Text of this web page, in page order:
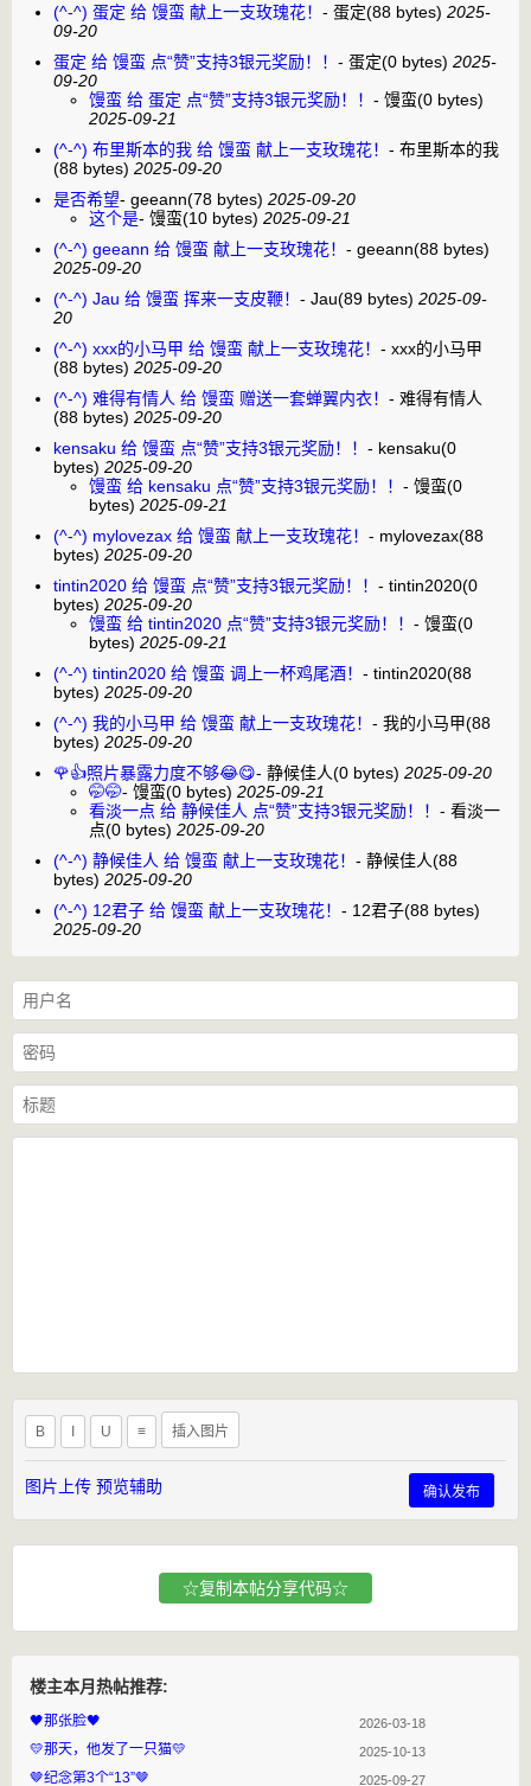
(^-^) 蛋定 给 馒蛮 献上一支玫瑰花！ - 蛋定(88 bytes) 2025-
09-20
蛋定 给 馒蛮 点“赞”支持3银元奖励！！ - 蛋定(0 bytes) 2025-
09-20
馒蛮 给 蛋定 点“赞”支持3银元奖励！！ - 馒蛮(0 bytes)
2025-09-21
(^-^) 布里斯本的我 给 馒蛮 献上一支玫瑰花！ - 布里斯本的我
(88 bytes) 2025-09-20
是否希望- geeann(78 bytes) 2025-09-20
这个是- 馒蛮(10 bytes) 2025-09-21
(^-^) geeann 给 馒蛮 献上一支玫瑰花！ - geeann(88 bytes)
2025-09-20
(^-^) Jau 给 馒蛮 挥来一支皮鞭！ - Jau(89 bytes) 2025-09-
20
(^-^) xxx的小马甲 给 馒蛮 献上一支玫瑰花！ - xxx的小马甲
(88 bytes) 2025-09-20
(^-^) 难得有情人 给 馒蛮 赠送一套蝉翼内衣！ - 难得有情人
(88 bytes) 2025-09-20
kensaku 给 馒蛮 点“赞”支持3银元奖励！！ - kensaku(0
bytes) 2025-09-20
馒蛮 给 kensaku 点“赞”支持3银元奖励！！ - 馒蛮(0
bytes) 2025-09-21
(^-^) mylovezax 给 馒蛮 献上一支玫瑰花！ - mylovezax(88
bytes) 2025-09-20
tintin2020 给 馒蛮 点“赞”支持3银元奖励！！ - tintin2020(0
bytes) 2025-09-20
馒蛮 给 tintin2020 点“赞”支持3银元奖励！！ - 馒蛮(0
bytes) 2025-09-21
(^-^) tintin2020 给 馒蛮 调上一杯鸡尾酒！ - tintin2020(88
bytes) 2025-09-20
(^-^) 我的小马甲 给 馒蛮 献上一支玫瑰花！ - 我的小马甲(88
bytes) 2025-09-20
🌹👍照片暴露力度不够😂😋- 静候佳人(0 bytes) 2025-09-20
🤭🤭- 馒蛮(0 bytes) 2025-09-21
看淡一点 给 静候佳人 点“赞”支持3银元奖励！！ - 看淡一
点(0 bytes) 2025-09-20
(^-^) 静候佳人 给 馒蛮 献上一支玫瑰花！ - 静候佳人(88
bytes) 2025-09-20
(^-^) 12君子 给 馒蛮 献上一支玫瑰花！ - 12君子(88 bytes)
2025-09-20
B I U ≡ 插入图片
图片上传 预览辅助 确认发布
☆复制本帖分享代码☆
楼主本月热帖推荐:
🖤那张脸🖤 2026-03-18
💛那天，他发了一只猫💛 2025-10-13
🤎纪念第3个“13”🤎 2025-09-27